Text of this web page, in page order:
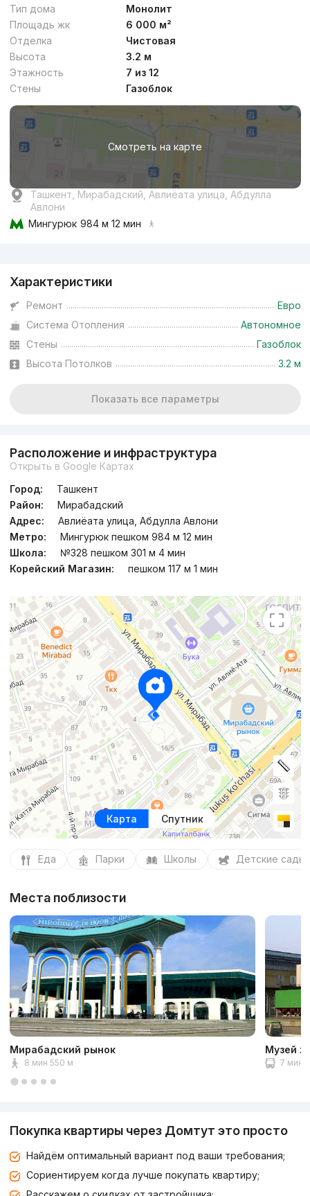
Тип дома
Монолит
Площадь жк
6 000 м²
Отделка
Чистовая
Высота
3.2 м
Этажность
7 из 12
Стены
Газоблок
Смотреть на карте
Ташкент, Мирабадский, Авлиёата улица, Абдулла
Авлони
Мингурюк 984 м 12 мин
Характеристики
Ремонт
Евро
Система Отопления
Автономное
Стены
Газоблок
Высота Потолков
3.2 м
Показать все параметры
Расположение и инфраструктура
Открыть в Google Картах
Город:
Ташкент
Район:
Мирабадский
Адрес:
Авлиёата улица, Абдулла Авлони
Метро:
Мингурюк пешком 984 м 12 мин
Школа:
№328 пешком 301 м 4 мин
Корейский Магазин:
пешком 117 м 1 мин
Карта Спутник
Еда Парки Школы Детские сады
Места поблизости
Мирабадский рынок
8 мин 550 м
Музей
7 мин
Покупка квартиры через Домтут это просто
Найдём оптимальный вариант под ваши требования;
Сориентируем когда лучше покупать квартиру;